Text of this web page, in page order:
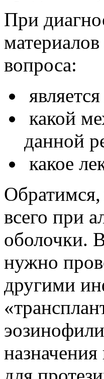
При
вопроса:
какой
данной
какое
всего при
оболочки.
нужно
другими